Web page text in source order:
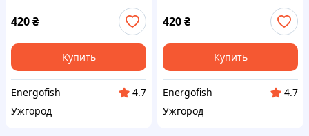
420₴
Купить
Energofish
4.7
Ужгород
420₴
Купить
Energofish
4.7
Ужгород